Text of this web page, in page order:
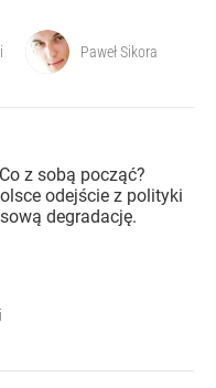
Paweł Sikora
z sobą począć?
odejście z polityki
degradację.